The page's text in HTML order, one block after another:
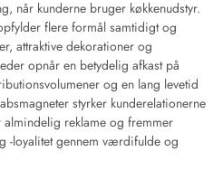
når kunderne bruger køkkenudstyr.
flere formål samtidigt og
attraktive dekorationer og
opnår en betydelig afkast på
og en lang levetid
styrker kunderelationerne
almindelig reklame og fremmer
-loyalitet gennem værdifulde og